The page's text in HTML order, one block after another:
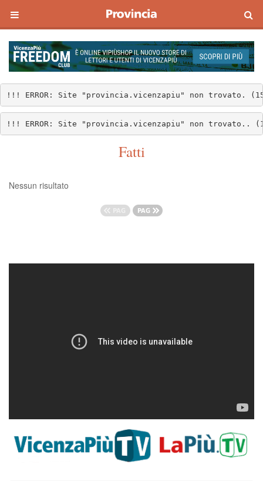
!!! ERROR: Site "provincia.vicenzapiu" non trovato.
!!! ERROR: Site "provincia.vicenzapiu" non trovato..
Fatti
Nessun risultato